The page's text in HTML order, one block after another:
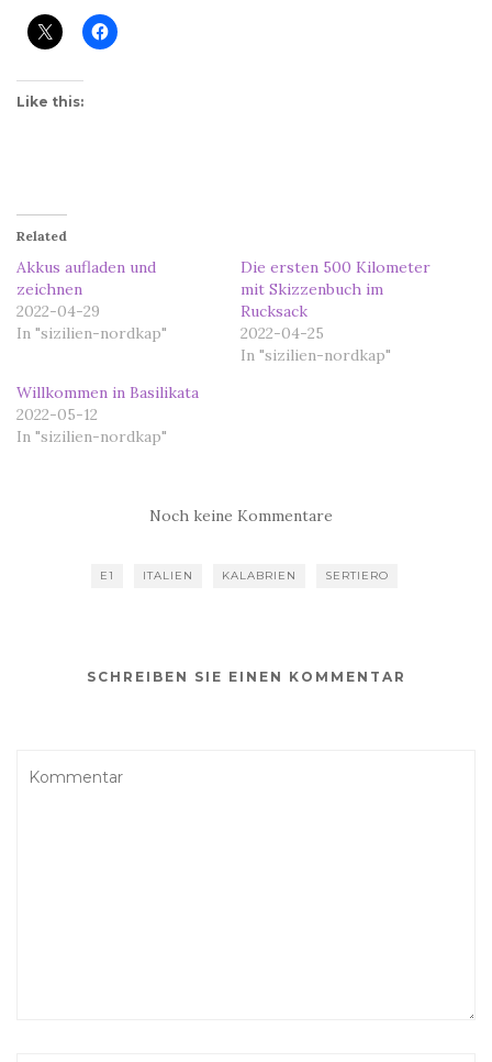
Like this:
Related
Akkus aufladen und
zeichnen
2022-04-29
In "sizilien-nordkap"
Die ersten 500 Kilometer
mit Skizzenbuch im
Rucksack
2022-04-25
In "sizilien-nordkap"
Willkommen in Basilikata
2022-05-12
In "sizilien-nordkap"
Noch keine Kommentare
E1 ITALIEN KALABRIEN SERTIERO
SCHREIBEN SIE EINEN KOMMENTAR